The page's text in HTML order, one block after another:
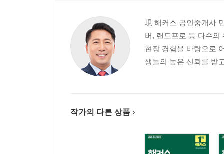
제3장 부동산가격공시제도
부록 빈출지문 노트
『2026 해커스 공인중개사 1차 단원별 기출문제
공인중개사 시험안내
現 해커스 공인중개사
버, 랜드프로 등 다수
현장 경험을 바탕으로
생들의 높은 신뢰를 받
작가의 다른 상품